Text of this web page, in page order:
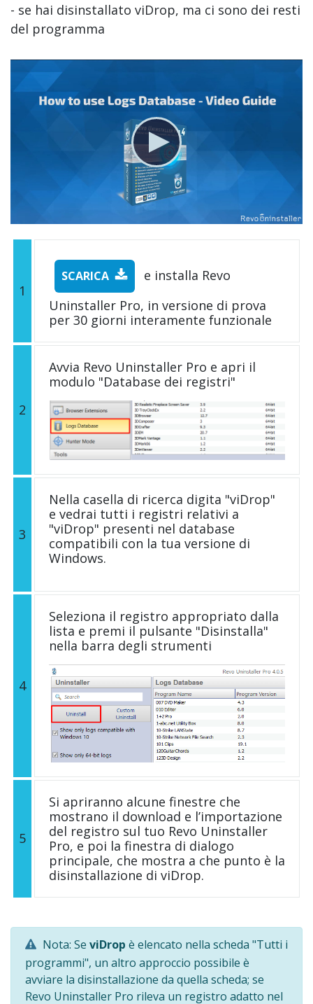
- se hai disinstallato viDrop, ma ci sono dei resti
del programma
1
SCARICA
e installa Revo
Uninstaller Pro, in versione di prova
per 30 giorni interamente funzionale
2
Avvia Revo Uninstaller Pro e apri il
modulo "Database dei registri"
3
Nella casella di ricerca digita "viDrop"
e vedrai tutti i registri relativi a
"viDrop" presenti nel database
compatibili con la tua versione di
Windows.
4
Seleziona il registro appropriato dalla
lista e premi il pulsante "Disinstalla"
nella barra degli strumenti
5
Si apriranno alcune finestre che
mostrano il download e l’importazione
del registro sul tuo Revo Uninstaller
Pro, e poi la finestra di dialogo
principale, che mostra a che punto è la
disinstallazione di viDrop.
Nota: Se viDrop è elencato nella scheda "Tutti i
programmi", un altro approccio possibile è
avviare la disinstallazione da quella scheda; se
Revo Uninstaller Pro rileva un registro adatto nel